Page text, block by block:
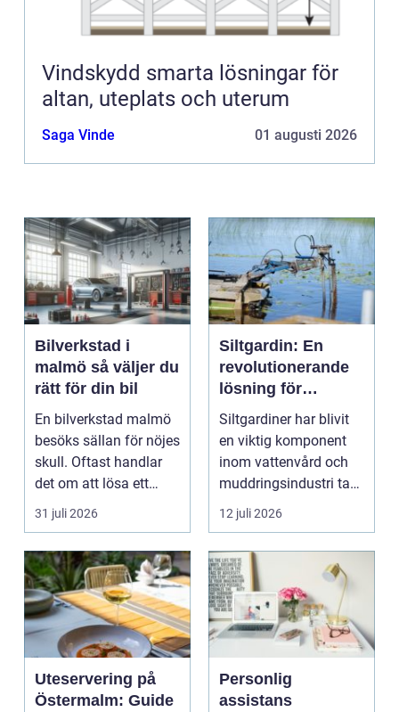
Vindskydd smarta lösningar för
altan, uteplats och uterum
Saga Vinde 01 augusti 2026
Bilverkstad i
malmö så väljer du
rätt för din bil
En bilverkstad malmö
besöks sällan för nöjes
skull. Oftast handlar
det om att lösa ett
problem snabb...
31 juli 2026
Siltgardin: En
revolutionerande
lösning för
vattenmiljöer
Siltgardiner har blivit
en viktig komponent
inom vattenvård och
muddringsindustri tack
vare si...
12 juli 2026
Uteservering på
Östermalm: Guide
Personlig
assistans